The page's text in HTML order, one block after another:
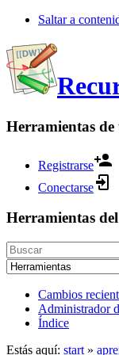
Saltar a
Herramientas de
Registrarse
Conectarse
Herramientas
Cambios
Administrador
Índice
Estás aquí: start »